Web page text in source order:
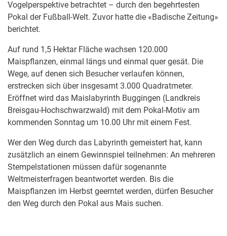
Vogelperspektive betrachtet – durch den begehrtesten
Pokal der Fußball-Welt. Zuvor hatte die «Badische Zeitung»
berichtet.
Auf rund 1,5 Hektar Fläche wachsen 120.000
Maispflanzen, einmal längs und einmal quer gesät. Die
Wege, auf denen sich Besucher verlaufen können,
erstrecken sich über insgesamt 3.000 Quadratmeter.
Eröffnet wird das Maislabyrinth Buggingen (Landkreis
Breisgau-Hochschwarzwald) mit dem Pokal-Motiv am
kommenden Sonntag um 10.00 Uhr mit einem Fest.
Wer den Weg durch das Labyrinth gemeistert hat, kann
zusätzlich an einem Gewinnspiel teilnehmen: An mehreren
Stempelstationen müssen dafür sogenannte
Weltmeisterfragen beantwortet werden. Bis die
Maispflanzen im Herbst geerntet werden, dürfen Besucher
den Weg durch den Pokal aus Mais suchen.